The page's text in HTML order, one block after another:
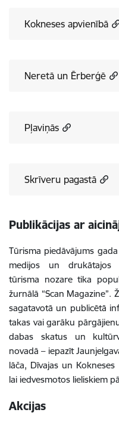
Kokneses apvienībā
Neretā un Ērberģē
Pļaviņās
Skrīveru pagastā
Publikācijas ar
Tūrisma piedāvājums
medijos un drukātajos
tūrisma nozare tika
žurnālā “Scan Magazine”.
sagatavotā un publicētā
takas vai garāku
dabas skatus un
novadā – iepazīt
lāča, Dīvajas un
lai iedvesmotos lieliskiem
Akcijas